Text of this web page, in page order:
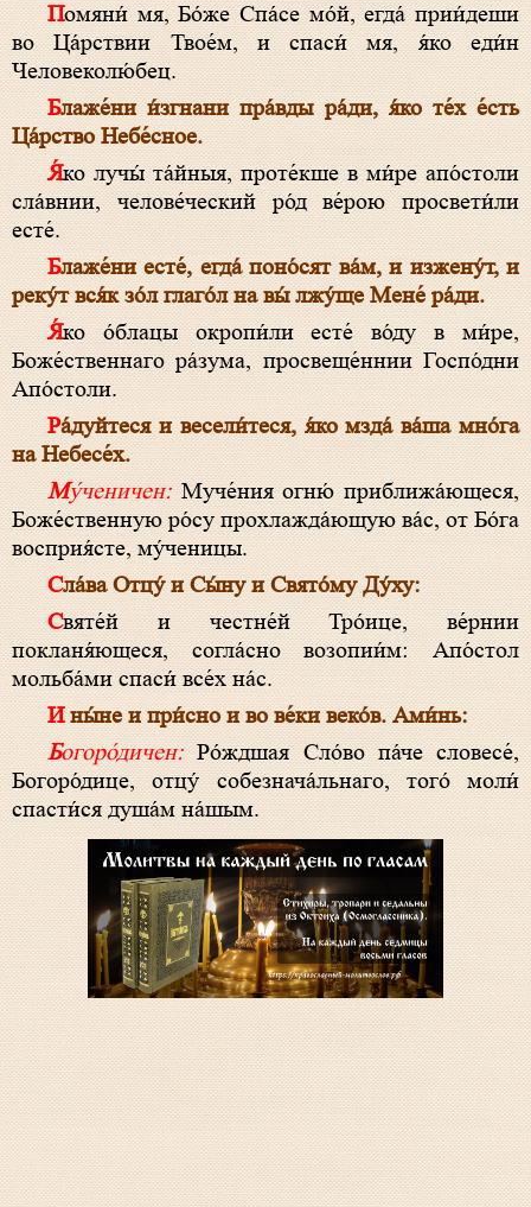
Помяни́ мя, Бо́же Спа́се мо́й, егда́ прии́деши
во Ца́рствии Твое́м, и спаси́ мя, я́ко еди́н
Человеколю́бец.
Блаже́ни и́згнани пра́вды ра́ди, я́ко те́х е́сть
Ца́рство Небе́сное.
Я́ко лучы́ та́йныя, проте́кше в ми́ре апо́столи
сла́внии, челове́ческий ро́д ве́рою просвети́ли
есте́.
Блаже́ни есте́, егда́ поно́сят ва́м, и изжену́т, и
реку́т вся́к зо́л глаго́л на вы́ лжу́ще Мене́ ра́ди.
Я́ко о́блацы окропи́ли есте́ во́ду в ми́ре,
Боже́ственнаго ра́зума, просвеще́ннии Госпо́дни
Апо́столи.
Ра́дуйтеся и весели́теся, я́ко мзда́ ва́ша мно́га
на Небесе́х.
Му́ченичен:Муче́ния огню́ приближа́ющеся,
Боже́ственную ро́су прохлажда́ющую ва́с, от Бо́га
восприя́сте, му́ченицы.
Сла́ва Отцу́ и Сы́ну и Свято́му Ду́ху:
Святе́й и честне́й Тро́ице, ве́рнии
покланя́ющеся, согла́сно возопии́м: Апо́стол
мольба́ми спаси́ все́х на́с.
И ны́не и при́сно и во ве́ки веко́в. Ами́нь:
Богоро́дичен:Ро́ждшая Сло́во па́че словесе́,
Богоро́дице, отцу́ собезнача́льнаго, того́ моли́
спасти́ся душа́м на́шым.